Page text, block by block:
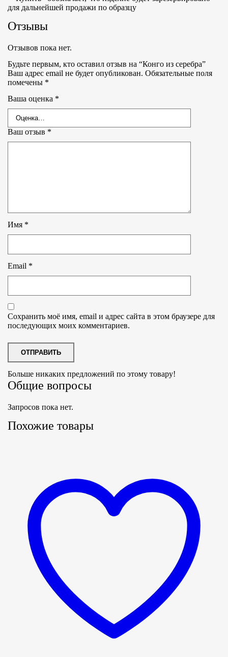
для дальнейшей продажи по образцу
Отзывы
Отзывов пока нет.
Будьте первым, кто оставил отзыв на “Конго из серебра”
Ваш адрес email не будет опубликован. Обязательные поля
помечены *
Ваша оценка *
Ваш отзыв *
Имя *
Email *
Сохранить моё имя, email и адрес сайта в этом браузере для
последующих моих комментариев.
Больше никаких предложений по этому товару!
Общие вопросы
Запросов пока нет.
Похожие товары